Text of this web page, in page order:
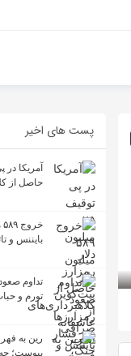
پست های اخیر
حاصل از
بایننس و
تداوم
تورم و
رین به
پیوست؛